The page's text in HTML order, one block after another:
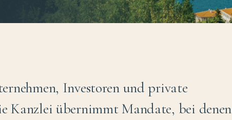
Investoren und private
Kanzlei übernimmt Mandate, bei denen